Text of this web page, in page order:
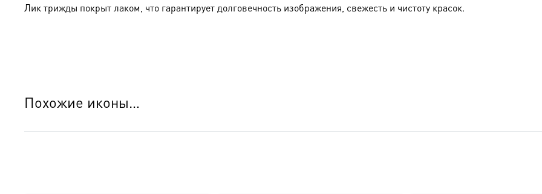
Лик трижды покрыт лаком, что гарантирует долговечность изображения, свежесть и чистоту красок.
Похожие иконы…